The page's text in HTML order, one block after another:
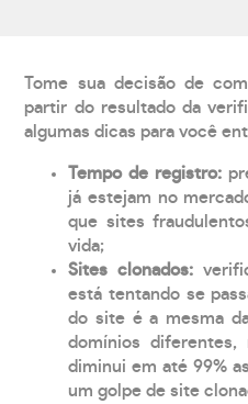
Tome sua decisão de
partir do resultado da
algumas dicas para você
Tempo de registro:
já estejam no
que sites
vida;
Sites clonados:
está tentando se
do site é a mesma
domínios diferentes,
diminui em até 99%
um golpe de site